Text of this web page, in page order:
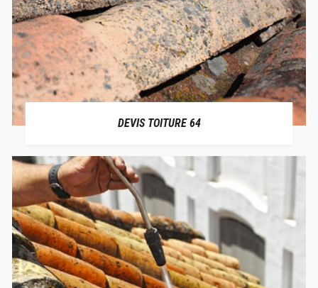
DEVIS TOITURE 64